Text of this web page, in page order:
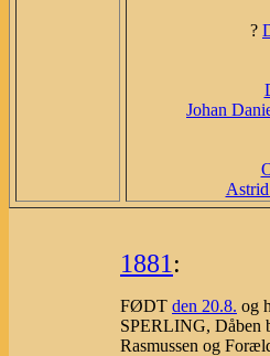
?
Johan
1881 :
FØDT den 20.8. og
SPERLING, Dåben
Rasmussen og